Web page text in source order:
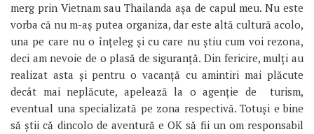
merg prin Vietnam sau Thailanda așa de capul meu. Nu este
vorba că nu m-aș putea organiza, dar este altă cultură acolo,
una pe care nu o înțeleg și cu care nu știu cum voi rezona,
deci am nevoie de o plasă de siguranță. Din fericire, mulți au
realizat asta și pentru o vacanță cu amintiri mai plăcute
decât mai neplăcute, apelează la o agenție de turism,
eventual una specializată pe zona respectivă. Totuși e bine
să știi că dincolo de aventură e OK să fii un om responsabil